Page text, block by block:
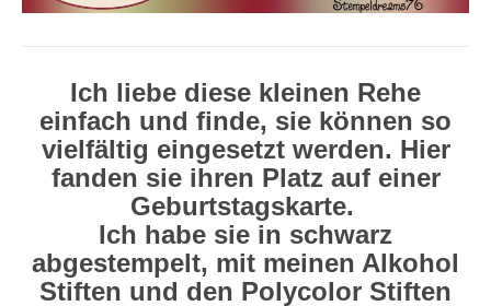
Ich liebe diese kleinen Rehe
einfach und finde, sie können so
vielfältig eingesetzt werden. Hier
fanden sie ihren Platz auf einer
Geburtstagskarte.
Ich habe sie in schwarz
abgestempelt, mit meinen Alkohol
Stiften und den Polycolor Stiften